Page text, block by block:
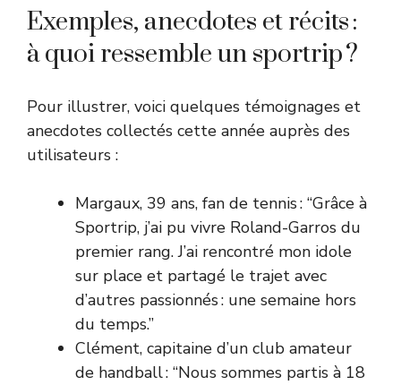
Exemples, anecdotes et récits :
à quoi ressemble un sportrip ?
Pour illustrer, voici quelques témoignages et
anecdotes collectés cette année auprès des
utilisateurs :
Margaux, 39 ans, fan de tennis : “Grâce à
Sportrip, j’ai pu vivre Roland-Garros du
premier rang. J’ai rencontré mon idole
sur place et partagé le trajet avec
d’autres passionnés : une semaine hors
du temps.”
Clément, capitaine d’un club amateur
de handball : “Nous sommes partis à 18